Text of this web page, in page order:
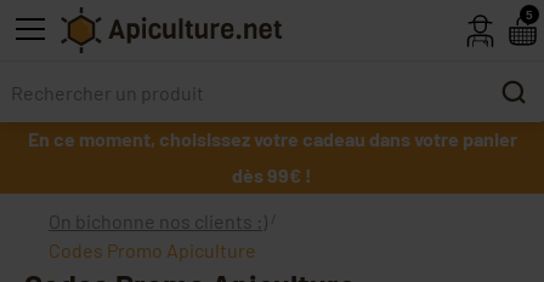
Skip to main content
En ce moment, choisissez votre cadeau dans votre panier
dès 99€ !
On bichonne nos clients :)
Codes Promo Apiculture
5